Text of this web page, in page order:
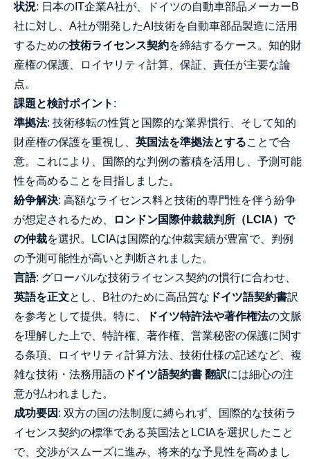
状況: 日本のIT企業A社が、ドイツの自動車部品メーカーB
社に対し、A社が開発したAI技術を自動車部品製造に活用
するための技術ライセンス契約を締結するケース。知的財
産権の保護、ロイヤリティ計算、保証、責任が主要な論
点。
課題と検討ポイント :
準拠法: 技術移転の性質と国際的な業界慣行、そして知的
財産権の保護を重視し、 英国法を準拠法とすることで合
意。これにより、国際的な判例の蓄積を活用し、予測可能
性を高めることを目指しました。
紛争解決: 高額なライセンス料と技術的専門性を伴う紛争
が想定されるため、
ロンドン国際仲裁裁判所（LCIA）で
の仲裁を選択。LCIAは国際的な仲裁実績が豊富で、判例
の予測可能性が高いと判断されました。
言語: グローバルな技術ライセンス契約の慣行に合わせ、
英語を正文とし、B社のために高品質な ドイツ語契約書訳
を参考として提供。特に、
ドイツ特許法や著作権法の文脈
を理解した上で、特許権、著作権、営業秘密の保護に関す
る条項、ロイヤリティ計算方法、技術仕様の記述など、複
雑な技術・法務用語の ドイツ語契約書 翻訳には細心の注
意が払われました。
成功要因 : 双方の国の法制度に縛られず、国際的な技術ラ
イセンス契約の標準である英国法とLCIAを選択したこと
で、交渉がスムーズに進み、将来的な予見性を高めまし